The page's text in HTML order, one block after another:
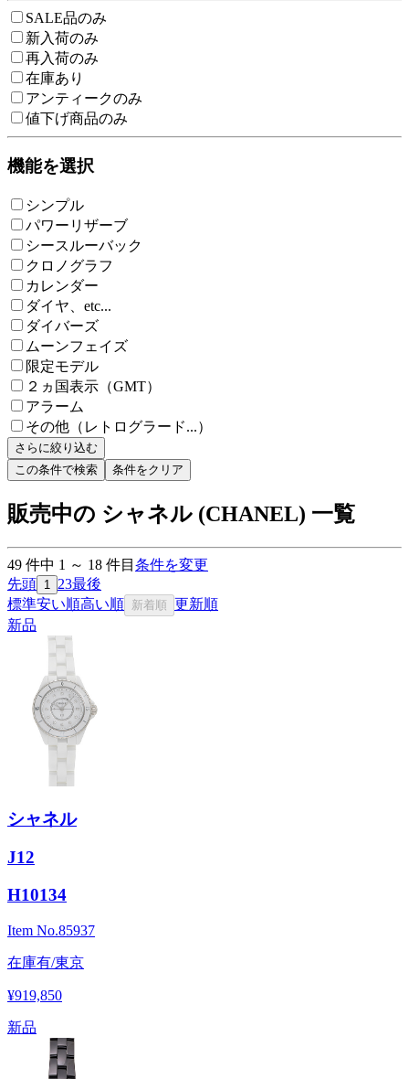
SALE品のみ
新入荷のみ
再入荷のみ
在庫あり
アンティークのみ
値下げ商品のみ
機能を選択
シンプル
パワーリザーブ
シースルーバック
クロノグラフ
カレンダー
ダイヤ、etc...
ダイバーズ
ムーンフェイズ
限定モデル
２ヵ国表示（GMT）
アラーム
その他（レトログラード...）
さらに絞り込む
この条件で検索
条件をクリア
販売中の シャネル (CHANEL) 一覧
49 件中 1 ～ 18 件目 条件を変更
先頭 1 23最後
標準安い順高い順 新着順 更新順
新品
シャネル
J12
H10134
Item No.85937
在庫有/東京
¥919,850
新品